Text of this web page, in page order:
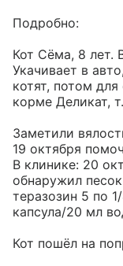
Подробно:
Кот Сёма, 8 лет.
Укачивает в
котят, потом
корме Деликат,
Заметили
19 октября
В клинике: 20
обнаружил
теразозин 5 по
капсула/20 мл
Кот пошёл на